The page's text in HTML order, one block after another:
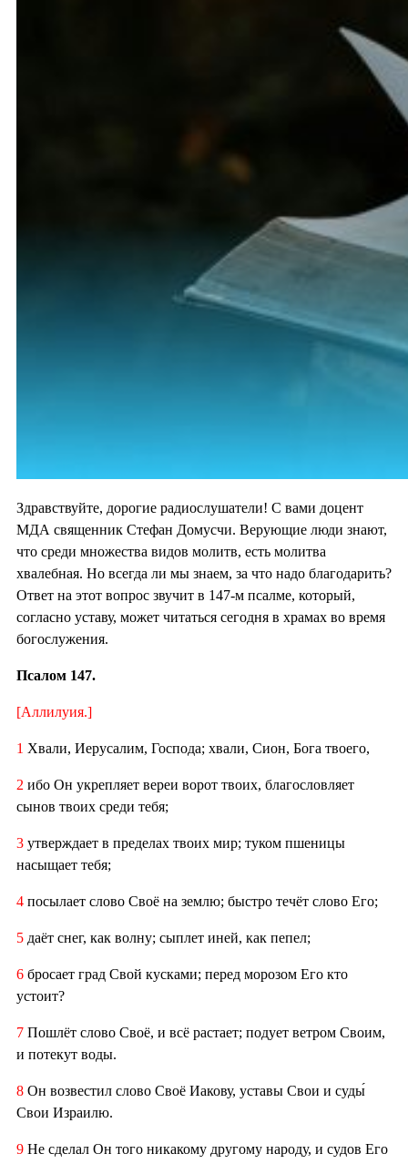
Здравствуйте, дорогие радиослушатели! С вами доцент
МДА священник Стефан Домусчи. Верующие люди знают,
что среди множества видов молитв, есть молитва
хвалебная. Но всегда ли мы знаем, за что надо благодарить?
Ответ на этот вопрос звучит в 147-м псалме, который,
согласно уставу, может читаться сегодня в храмах во время
богослужения.
Псалом 147.
[Аллилуия.]
1 Хвали, Иерусалим, Господа; хвали, Сион, Бога твоего,
2 ибо Он укрепляет вереи ворот твоих, благословляет
сынов твоих среди тебя;
3 утверждает в пределах твоих мир; туком пшеницы
насыщает тебя;
4 посылает слово Своё на землю; быстро течёт слово Его;
5 даёт снег, как волну; сыплет иней, как пепел;
6 бросает град Свой кусками; перед морозом Его кто
устоит?
7 Пошлёт слово Своё, и всё растает; подует ветром Своим,
и потекут воды.
8 Он возвестил слово Своё Иакову, уставы Свои и суды́
Свои Израилю.
9 Не сделал Он того никакому другому народу, и судов Его